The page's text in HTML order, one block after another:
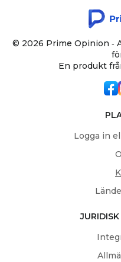
© 2026 Prime Opinion ‐
En produkt
Logga in